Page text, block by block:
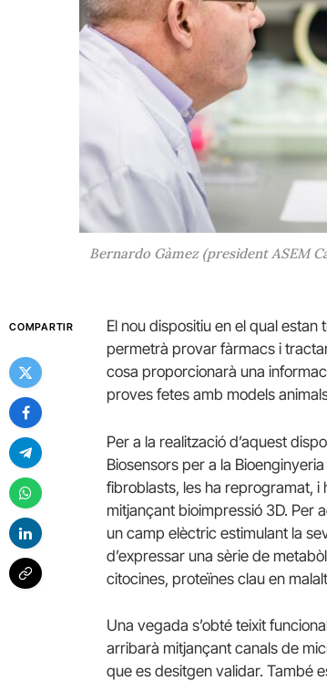
Bernardo Gàmez (president ASEM
COMPARTIR
El nou dispositiu en el qual
permetrà provar fàrmacs i
cosa proporcionarà una
proves fetes amb models
Per a la realització d’aquest
Biosensors per a la
fibroblasts, les ha reprogramat, i
mitjançant bioimpressió 3D. Per
un camp elèctric estimulant la
d’expressar una sèrie de
citocines, proteïnes clau en
Una vegada s’obté teixit
arribarà mitjançant canals de
que es desitgen validar. També